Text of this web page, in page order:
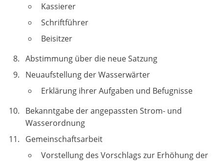
Kassierer
Schriftführer
Beisitzer
Abstimmung über die neue Satzung
Neuaufstellung der Wasserwärter
Erklärung ihrer Aufgaben und Befugnisse
Bekanntgabe der angepassten Strom- und
Wasserordnung
Gemeinschaftsarbeit
Vorstellung des Vorschlags zur Erhöhung der